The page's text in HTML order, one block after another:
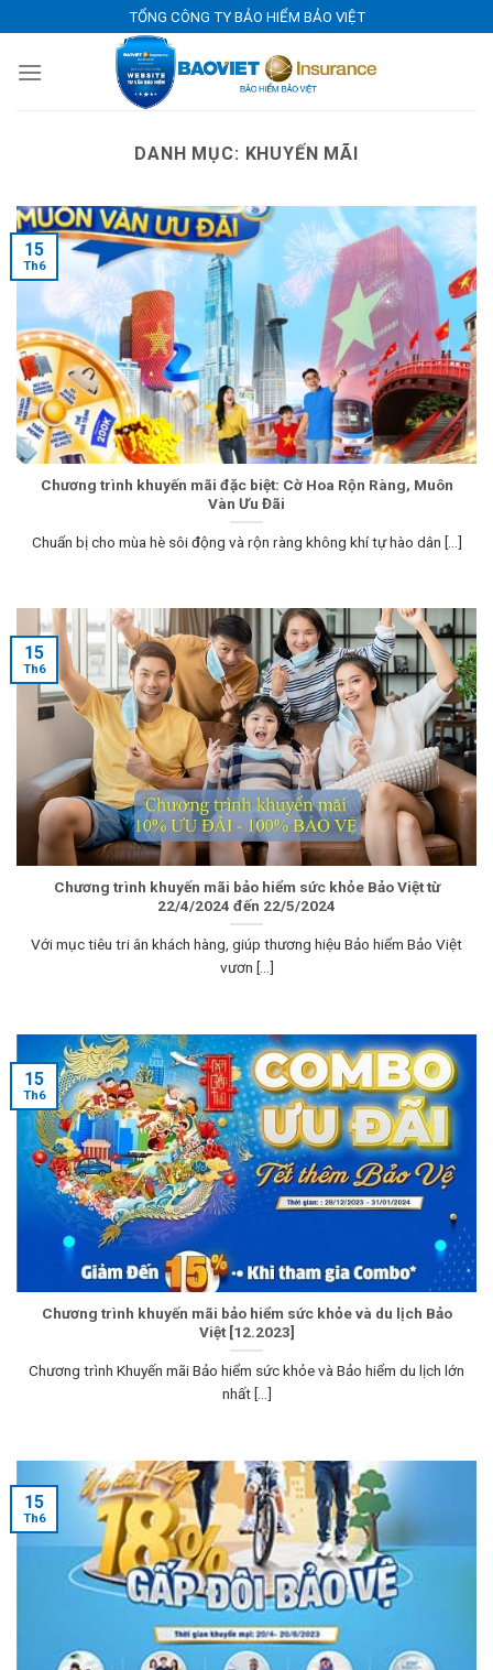
to
content
TỔNG CÔNG TY BẢO HIỂM BẢO VIỆT
DANH MỤC: KHUYẾN MÃI
Chương trình khuyến mãi đặc biệt: Cờ Hoa Rộn Ràng, Muôn
Vàn Ưu Đãi
Chuẩn bị cho mùa hè sôi động và rộn ràng không khí tự hào dân [...]
15
Th6
Chương trình khuyến mãi bảo hiểm sức khỏe Bảo Việt từ
22/4/2024 đến 22/5/2024
Với mục tiêu tri ân khách hàng, giúp thương hiệu Bảo hiểm Bảo Việt
vươn [...]
15
Th6
Chương trình khuyến mãi bảo hiểm sức khỏe và du lịch Bảo
Việt [12.2023]
Chương trình Khuyến mãi Bảo hiểm sức khỏe và Bảo hiểm du lịch lớn
nhất [...]
15
Th6
15
Th6